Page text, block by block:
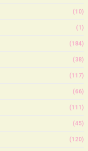
(10)
(1)
(184)
(38)
(117)
(66)
(111)
(45)
(120)